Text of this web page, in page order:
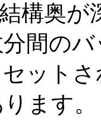
構奥
間の
ット
ます。